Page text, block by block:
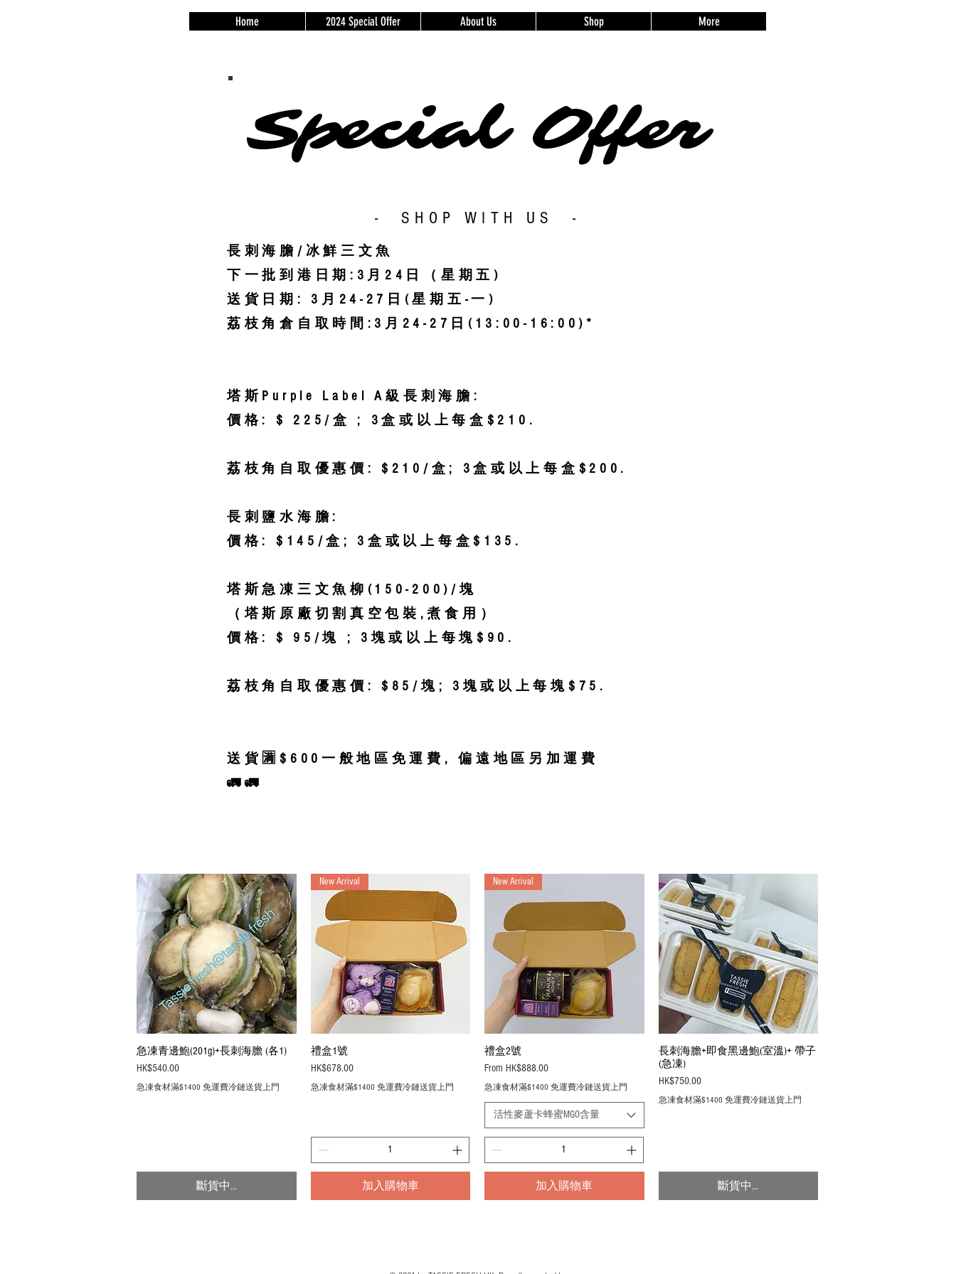
Home 2024 Special Offer About Us Shop More
Special Offer
- SHOP WITH US -
長刺海膽/冰鮮三文魚
下一批到港日期:3月24 日（星期五)
送貨日期: 3月24-27日(星期五-一)
荔枝角倉自取時間:3 月24-27 日(13:00-16:00)*
塔斯Purple Label A級長刺海膽:
價格: $ 225/盒 ; 3盒或以上每盒$210.
荔枝角自取優惠價: $210/盒; 3盒或以上每盒$200.
長刺鹽水海膽:
價格: $145/盒; 3盒或以上每盒$135.
塔斯急凍三文魚柳(150-200)/塊
（塔斯原廠切割真空包裝,煮食用）
價格: $ 95/塊 ; 3塊或以上每塊$90.
荔枝角自取優惠價: $85/塊; 3塊或以上每塊$75.
送貨🈵$600一般地區免運費, 偏遠地區另加運費
🚛🚛
Quick View
急凍青邊鮑(201g)+長刺海膽 (各1)
Price
HK$540.00
急凍食材滿$1400 免運費冷鏈送貨上門
斷貨中...
New Arrival
禮盒1號
Price
HK$678.00
急凍食材滿$1400 免運費冷鏈送貨上門
加入購物車
New Arrival
禮盒2號
From HK$888.00
Sale Price
急凍食材滿$1400 免運費冷鏈送貨上門
活性麥蘆卡蜂蜜MGO含量
加入購物車
Quick View
長刺海膽+即食黑邊鮑(室溫)+ 帶子
(急凍)
Price
HK$750.00
急凍食材滿$1400 免運費冷鏈送貨上門
斷貨中...